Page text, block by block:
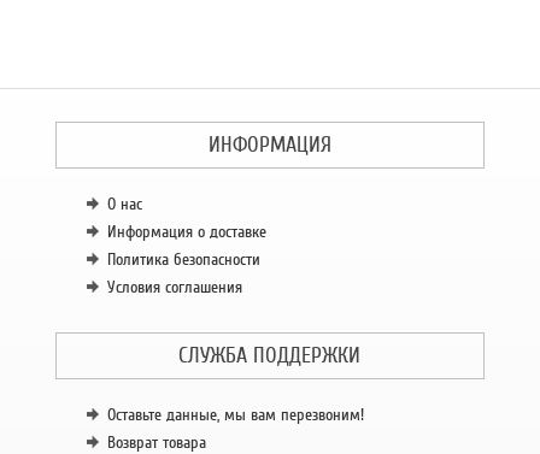
ИНФОРМАЦИЯ
О нас
Информация о доставке
Политика безопасности
Условия соглашения
СЛУЖБА ПОДДЕРЖКИ
Оставьте данные, мы вам перезвоним!
Возврат товара